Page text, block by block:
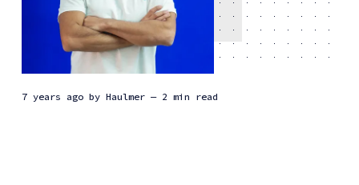
7 years agoby Haulmer — 2 min read